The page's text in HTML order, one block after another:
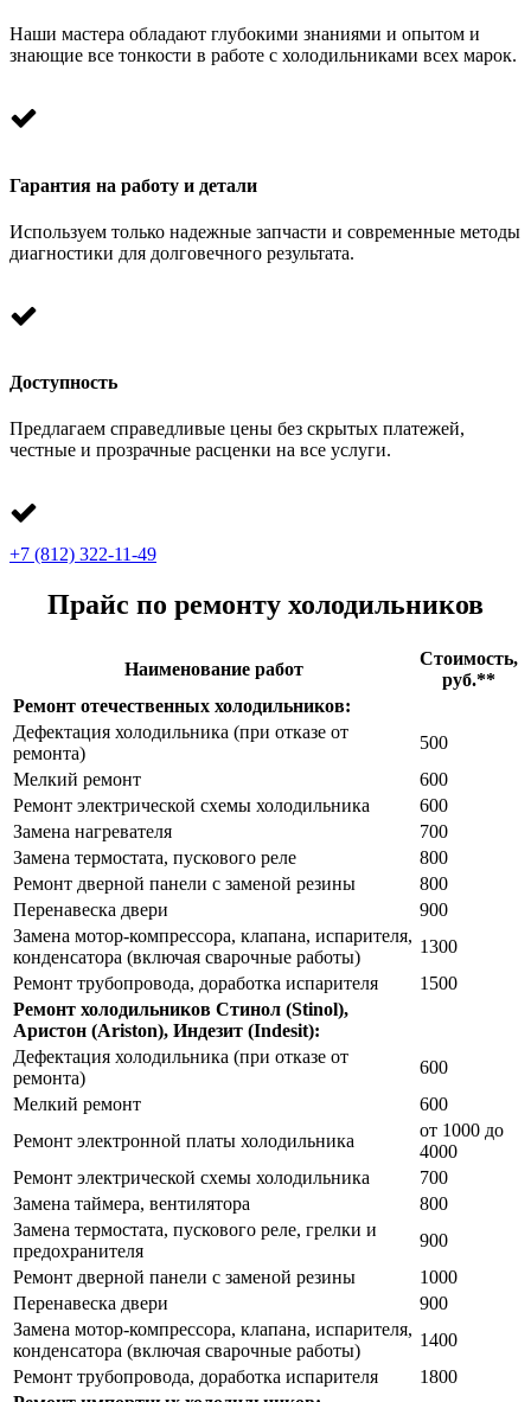
Наши мастера обладают глубокими знаниями и опытом и
знающие все тонкости в работе с холодильниками всех марок.
Гарантия на работу и детали
Используем только надежные запчасти и современные методы
диагностики для долговечного результата.
Доступность
Предлагаем справедливые цены без скрытых платежей,
честные и прозрачные расценки на все услуги.
+7 (812) 322-11-49
Прайс по ремонту холодильников
Наименование работ
Стоимость,
руб.**
Ремонт отечественных холодильников:
Дефектация холодильника (при отказе от
ремонта)
500
Мелкий ремонт
600
Ремонт электрической схемы холодильника
600
Замена нагревателя
700
Замена термостата, пускового реле
800
Ремонт дверной панели с заменой резины
800
Перенавеска двери
900
Замена мотор-компрессора, клапана, испарителя,
конденсатора (включая сварочные работы)
1300
Ремонт трубопровода, доработка испарителя
1500
Ремонт холодильников Стинол (Stinol),
Аристон (Ariston), Индезит (Indesit):
Дефектация холодильника (при отказе от
ремонта)
600
Мелкий ремонт
600
Ремонт электронной платы холодильника
от 1000 до
4000
Ремонт электрической схемы холодильника
700
Замена таймера, вентилятора
800
Замена термостата, пускового реле, грелки и
предохранителя
900
Ремонт дверной панели с заменой резины
1000
Перенавеска двери
900
Замена мотор-компрессора, клапана, испарителя,
конденсатора (включая сварочные работы)
1400
Ремонт трубопровода, доработка испарителя
1800